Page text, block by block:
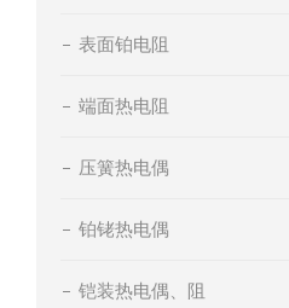
表面铂电阻
端面热电阻
压簧热电偶
铂铑热电偶
铠装热电偶、阻